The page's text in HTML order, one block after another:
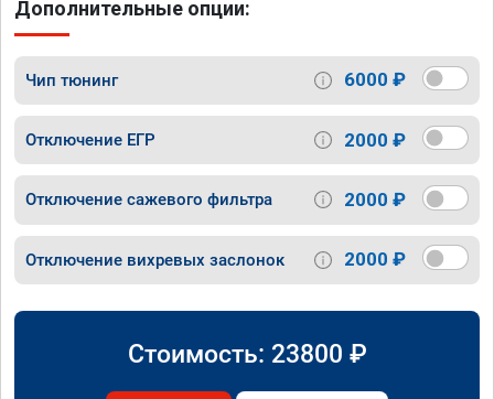
Дополнительные опции:
Чип тюнинг 6000 ₽
Отключение ЕГР 2000 ₽
Отключение сажевого фильтра 2000 ₽
Отключение вихревых заслонок 2000 ₽
Стоимость: 23800 ₽